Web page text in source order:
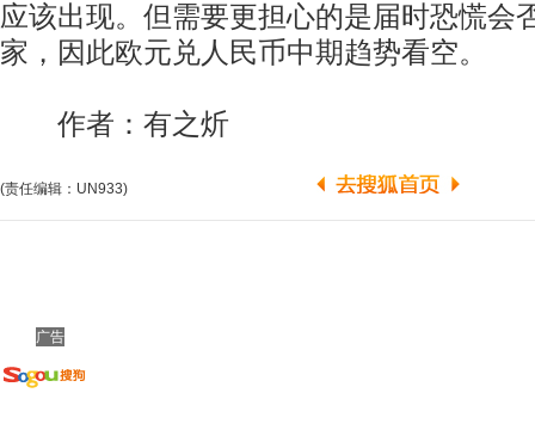
应该出现。但需要更担心的是届时恐慌会
家，因此欧元兑人民币中期趋势看空。
作者：有之炘
(责任编辑：UN933)
广告